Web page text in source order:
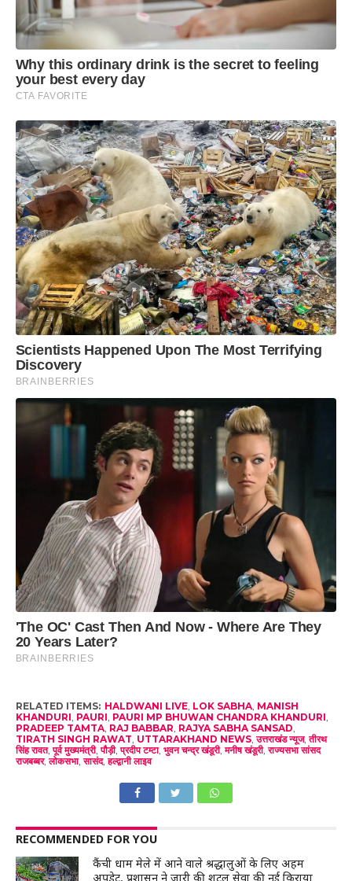
RELATED ITEMS: HALDWANI LIVE, LOK SABHA, MANISH
KHANDURI, PAURI, PAURI MP BHUWAN CHANDRA KHANDURI,
PRADEEP TAMTA, RAJ BABBAR, RAJYA SABHA SANSAD,
TIRATH SINGH RAWAT, UTTARAKHAND NEWS,उत्तराखंड न्यूज,तीरथ
सिंह रावत,पूर्व मुख्यमंत्री,पौड़ी,प्रदीप टम्टा, भुवन चन्द्र खंडूरी,मनीष खंडूरी,राज्यसभा सांसद
राजबब्बर,लोकसभा,सासंद,हल्द्वानी लाइव
RECOMMENDED FOR YOU
कैंची धाम मेले में आने वाले श्रद्धालुओं के लिए अहम
अपडेट, प्रशासन ने जारी की शटल सेवा की नई किराया